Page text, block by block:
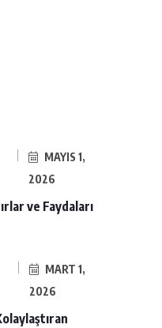
MAYIS 1,
2026
ve Faydaları
MART 1,
2026